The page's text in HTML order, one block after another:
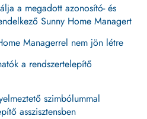
a megadott azonosító- és
Sunny Home Managert
Managerrel nem jön létre
a rendszertelepítő
szimbólummal
asszisztensben